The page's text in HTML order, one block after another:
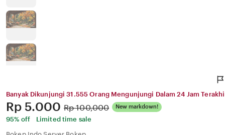
Banyak Dikunjungi 31.555 Orang Mengunjungi Dalam 24 Jam
Price:
Rp 5.000 Original
Price:
Rp 100,000 New markdown!
95% off
Limited time sale